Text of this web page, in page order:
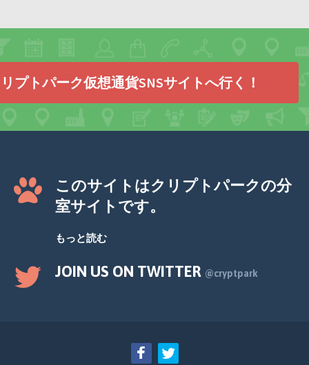
プトパーク仮想通貨SNSサイトへ行く！
このサイトはクリプトパークの分
室サイトです。
もっと読む
JOIN US ON TWITTER @cryptpark